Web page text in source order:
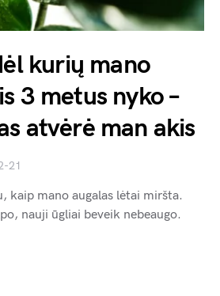
kurių mano
3 metus nyko –
atvėrė man akis
21
kaip mano augalas lėtai miršta.
nauji ūgliai beveik nebeaugo.